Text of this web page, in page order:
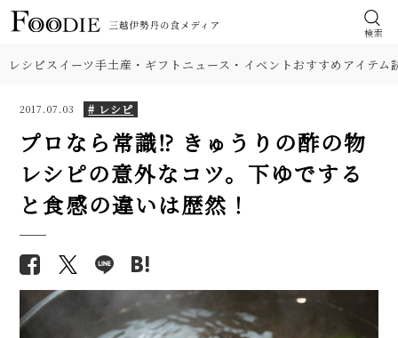
検索
レシピスイーツ手土産・ギフト ニュース・イベントおすすめアイテム
2017.07.03 # レシピ
プロなら常識⁉ きゅうりの酢の物
レシピの意外なコツ。下ゆでする
と食感の違いは歴然！【人気】鶏ささみの簡単レシピ5
品。しょうゆ焼き、大葉チーズフ
くするコツも解説！
ロのレシピ（タレ2種）。皮の巻
き方のコツを徹底解説！
食材
肉
野菜
料理の種類
【基本の塩分18%】手作り梅干
しのレシピ（作り方）。初めて
【プロが解説】らっきょうの漬
け方。「甘酢漬け」と「塩漬
け」2つのレシピ